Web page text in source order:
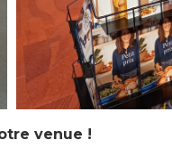
venue !